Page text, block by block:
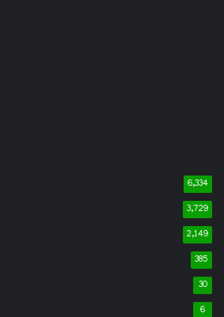
6,334
3,729
2,149
385
30
6